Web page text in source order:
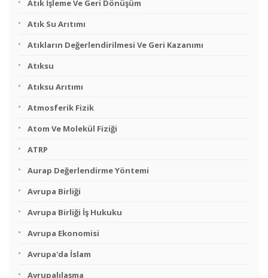
Atık İşleme Ve Geri Dönüşüm
Atık Su Arıtımı
Atıkların Değerlendirilmesi Ve Geri Kazanımı
Atıksu
Atıksu Arıtımı
Atmosferik Fizik
Atom Ve Molekül Fiziği
ATRP
Aurap Değerlendirme Yöntemi
Avrupa Birliği
Avrupa Birliği İş Hukuku
Avrupa Ekonomisi
Avrupa'da İslam
Avrupalılaşma